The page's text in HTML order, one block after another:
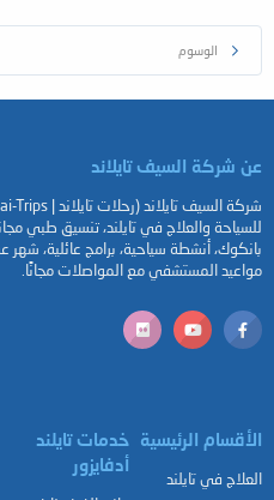
الوسوم
عن شركة السيف تايلاند
للسياحة والعلاج في تايلند، تنسيق طبي
بانكوك، أنشطة سياحية، برامج عائلية، شهر
مواعيد المستشفي مع المواصلات مجانًا.
الأقسام الرئيسية
العلاج في تايلند
خدمات تايلند
أدفايزور